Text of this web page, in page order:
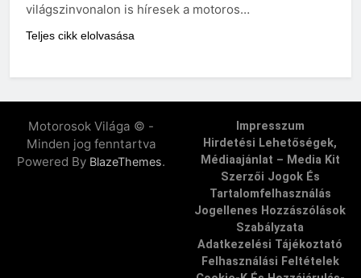
világszinvonalon is híresek a motoros…
Teljes cikk elolvasása
Motorosok Világa © -
Minden jog fenntartva
Powered By BlazeThemes.
Impresszum
Hirdetési Lehetőségek,
Médiaajánlat – Media Kit
Szerzői Jogok És
Tartalomfelhasználás
Jogellenes Hozzászólások
Szabályzata
Adatkezelési Tájékoztató
Felhasználási Feltételek